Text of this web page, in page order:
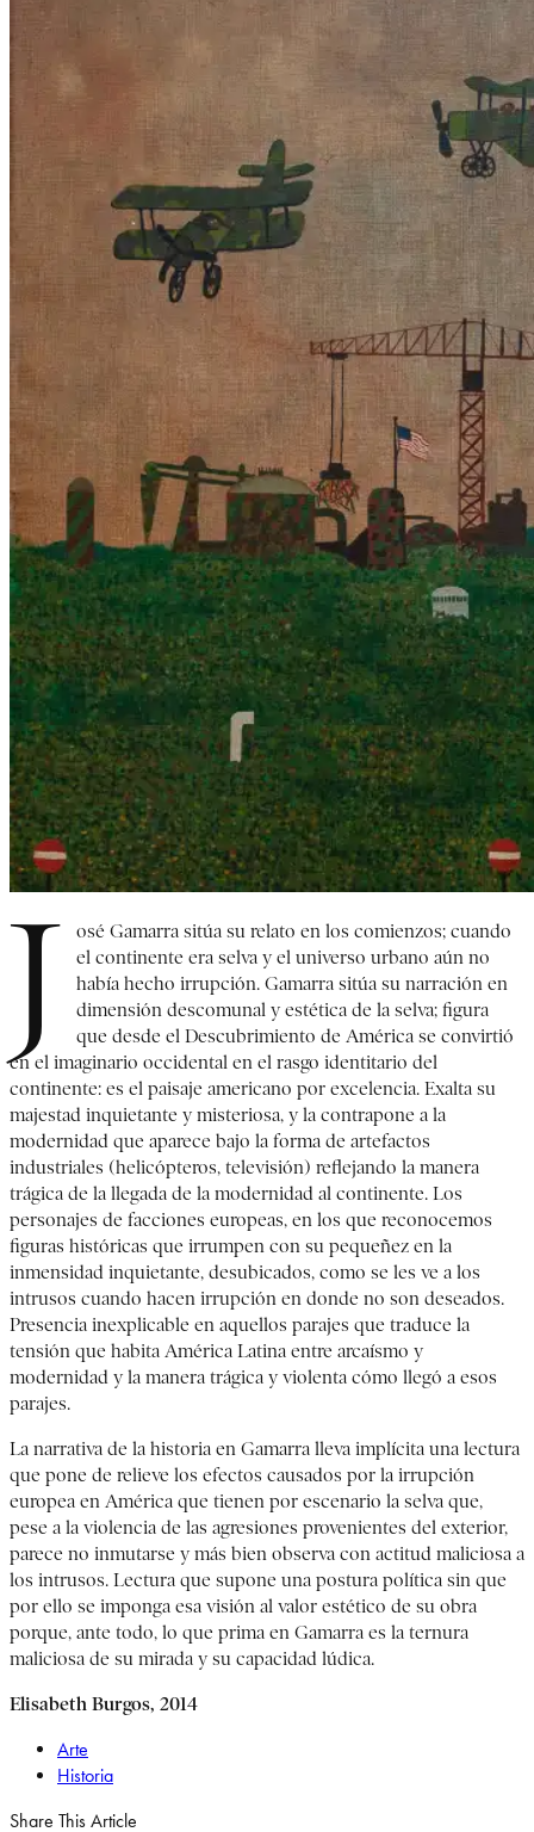
J
osé Gamarra sitúa su relato en los comienzos; cuando
el continente era selva y el universo urbano aún no
había hecho irrupción. Gamarra sitúa su narración en
dimensión descomunal y estética de la selva; figura
que desde el Descubrimiento de América se convirtió
en el imaginario occidental en el rasgo identitario del
continente: es el paisaje americano por excelencia. Exalta su
majestad inquietante y misteriosa, y la contrapone a la
modernidad que aparece bajo la forma de artefactos
industriales (helicópteros, televisión) reflejando la manera
trágica de la llegada de la modernidad al continente. Los
personajes de facciones europeas, en los que reconocemos
figuras históricas que irrumpen con su pequeñez en la
inmensidad inquietante, desubicados, como se les ve a los
intrusos cuando hacen irrupción en donde no son deseados.
Presencia inexplicable en aquellos parajes que traduce la
tensión que habita América Latina entre arcaísmo y
modernidad y la manera trágica y violenta cómo llegó a esos
parajes.
La narrativa de la historia en Gamarra lleva implícita una lectura
que pone de relieve los efectos causados por la irrupción
europea en América que tienen por escenario la selva que,
pese a la violencia de las agresiones provenientes del exterior,
parece no inmutarse y más bien observa con actitud maliciosa a
los intrusos. Lectura que supone una postura política sin que
por ello se imponga esa visión al valor estético de su obra
porque, ante todo, lo que prima en Gamarra es la ternura
maliciosa de su mirada y su capacidad lúdica.
Elisabeth Burgos, 2014
Arte
Historia
Share This Article